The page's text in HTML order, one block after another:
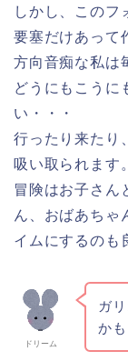
しかし、このフ
要塞だけあって
方向音痴な私は
どうにもこうに
い・・・
行ったり来たり
吸い取られます。
冒険はお子さん
ん、おばあちゃ
イムにするのも
ドリーム
ガ
かも